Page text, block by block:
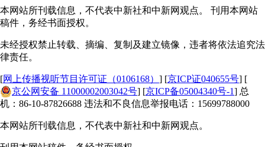
本网站所刊载信息，不代表中新社和中新网观点。 刊用本网站
稿件，务经书面授权。
未经授权禁止转载、摘编、复制及建立镜像，违者将依法追究法
律责任。
[网上传播视听节目许可证（0106168） ] [京ICP证040655号] [
京公网安备 11000002003042号] [京ICP备05004340号-1] 总
机：86-10-87826688 违法和不良信息举报电话：15699788000
本网站所刊载信息，不代表中新社和中新网观点。